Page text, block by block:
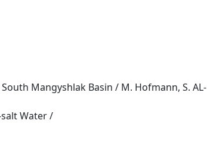
Mangyshlak Basin / M. Hofmann, S. AL-
Water /